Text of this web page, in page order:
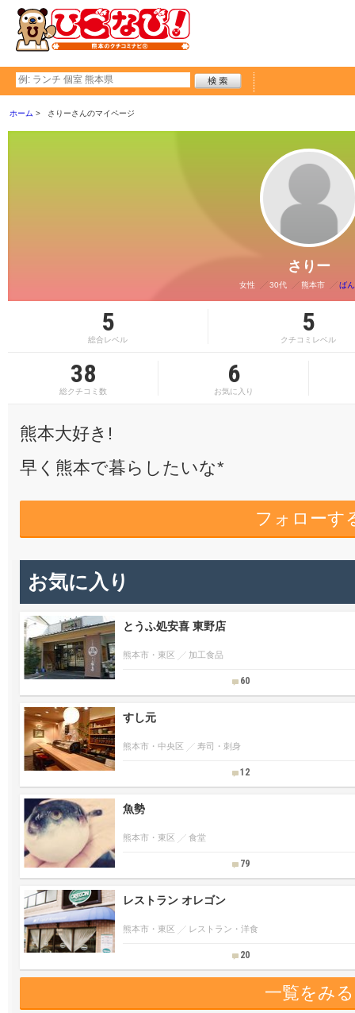
ホーム さりーさんのマイページ
さりー
女性 30代 熊本市 ば
5
総合レベル
5
クチコミレベル
38
総クチコミ数
6
お気に入り
熊本大好き!
早く熊本で暮らしたいな*
フォローす
お気に入り
とうふ処安喜 東野店
熊本市・東区 加工食品
60
すし元
熊本市・中央区 寿司・刺身
12
魚勢
熊本市・東区 食堂
79
レストラン オレゴン
熊本市・東区 レストラン・洋食
20
一覧をみる